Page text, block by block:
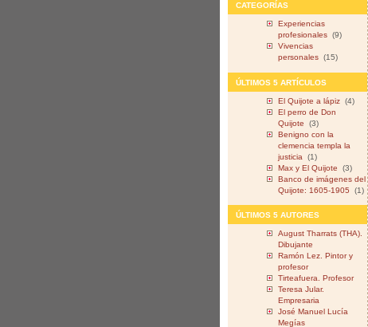
CATEGORÍAS
Experiencias
profesionales (9)
Vivencias
personales (15)
ÚLTIMOS 5 ARTÍCULOS
El Quijote a lápiz (4)
El perro de Don
Quijote
(3)
Benigno con la
clemencia templa la
justicia
(1)
Max y El Quijote
(3)
Banco de imágenes del
Quijote: 1605-1905
(1)
ÚLTIMOS 5 AUTORES
August Tharrats (THA).
Dibujante
Ramón Lez. Pintor y
profesor
Tirteafuera. Profesor
Teresa Jular.
Empresaria
José Manuel Lucía
Megías